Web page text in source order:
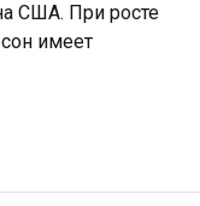
США. При росте
имеет